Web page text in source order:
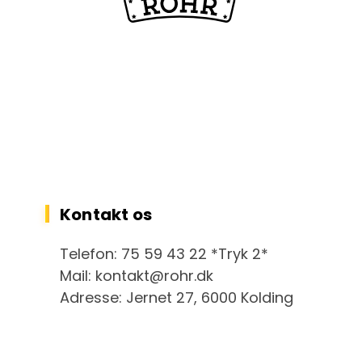
Kontakt os
Telefon: 75 59 43 22 *Tryk 2*
Mail: kontakt@rohr.dk
Adresse: Jernet 27, 6000 Kolding